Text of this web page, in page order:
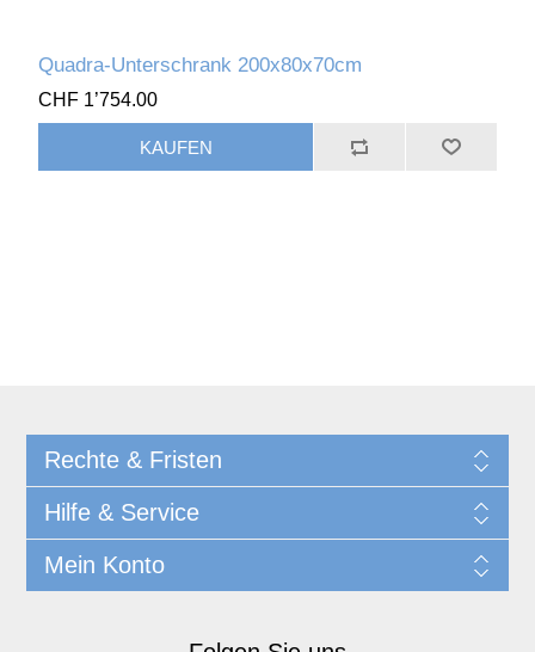
Quadra-Unterschrank 200x80x70cm
CHF 1’754.00
Rechte & Fristen
Hilfe & Service
Mein Konto